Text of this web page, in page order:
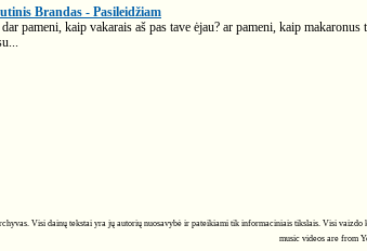
Brandas - Pasileidžiam
pameni, kaip vakarais aš pas tave ėjau? ar pameni, kaip
Visi dainų tekstai yra jų autorių nuosavybė ir pateikiami tik informaciniais tikslais. Visi
music videos are from